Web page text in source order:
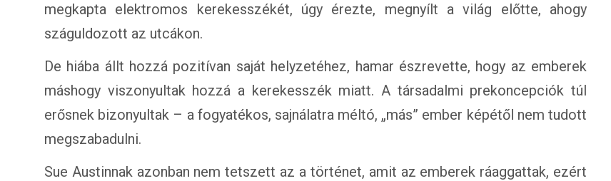
megkapta elektromos kerekesszékét, úgy érezte, megnyílt a világ előtte, ahogy
száguldozott az utcákon.
De hiába állt hozzá pozitívan saját helyzetéhez, hamar észrevette, hogy az emberek
máshogy viszonyultak hozzá a kerekesszék miatt. A társadalmi prekoncepciók túl
erősnek bizonyultak – a fogyatékos, sajnálatra méltó, „más” ember képétől nem tudott
megszabadulni.
Sue Austinnak azonban nem tetszett az a történet, amit az emberek ráaggattak, ezért